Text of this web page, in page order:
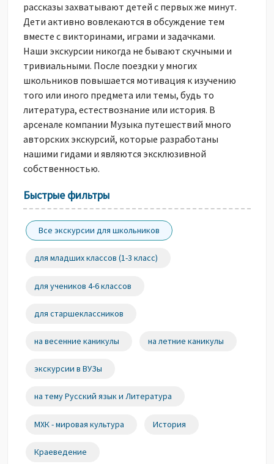
рассказы захватывают детей с первых же минут.
Дети активно вовлекаются в обсуждение тем
вместе с викторинами, играми и задачками.
Наши экскурсии никогда не бывают скучными и
тривиальными. После поездки у многих
школьников повышается мотивация к изучению
того или иного предмета или темы, будь то
литература, естествознание или история. В
арсенале компании Музыка путешествий много
авторских экскурсий, которые разработаны
нашими гидами и являются эксклюзивной
собственностью.
Быстрые фильтры
Все экскурсии для школьников
для младших классов (1-3 класс)
для учеников 4-6 классов
для старшеклассников
на весенние каникулы на летние каникулы
экскурсии в ВУЗы
на тему Русский язык и Литература
МХК - мировая культура История
Краеведение